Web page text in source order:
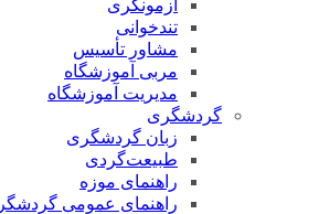
تندخوانی
مشاور تأسیس
مربی آموزشگاه
مدیریت آموزشگاه
گردشگری
زبان گردشگری
طبیعت‌گردی
راهنمای موزه
راهنمای عمومی